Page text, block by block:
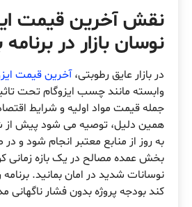
نقش آخرین قیمت
نوسان بازار در
در بازار عایق رطوبتی،آخرین قیمت
وابسته مانند چسب ایزوگام تحت
جمله قیمت مواد اولیه و شرایط
همین دلیل، توصیه می شود پیش از
به روز از منابع معتبر انجام شود و
بخش عمده مصالح در یک بازه زمانی
نوسانات شدید در امان بمانید.
کند بودجه پروژه بدون فشار